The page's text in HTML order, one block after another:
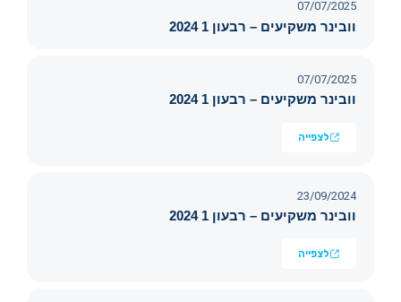
07/07/2025
וובינר משקיעים – רבעון 1 2024
07/07/2025
וובינר משקיעים – רבעון 1 2024
לצפייה
23/09/2024
וובינר משקיעים – רבעון 1 2024
לצפייה